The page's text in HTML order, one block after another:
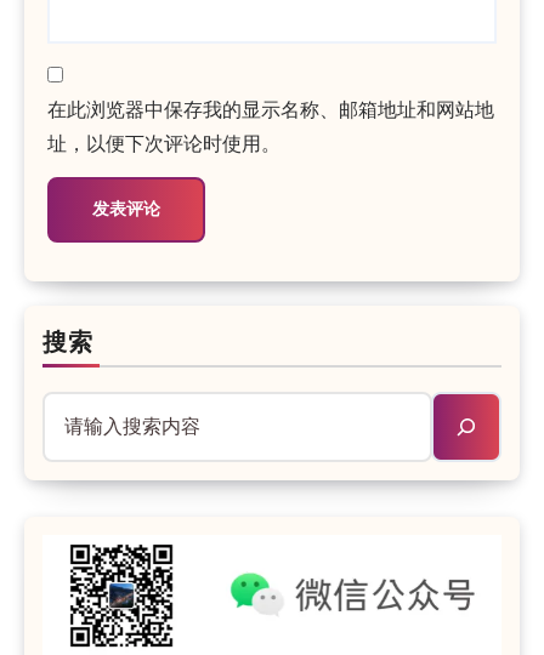
在此浏览器中保存我的显示名称、邮箱地址和网站地
址，以便下次评论时使用。
搜索